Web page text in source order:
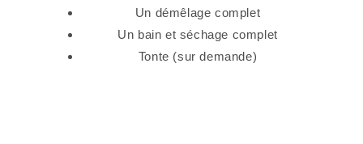
Un démêlage complet
Un bain et séchage complet
Tonte (sur demande)